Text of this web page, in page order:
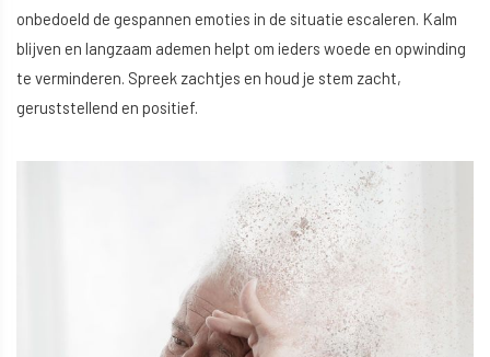
onbedoeld de gespannen emoties in de situatie escaleren. Kalm
blijven en langzaam ademen helpt om ieders woede en opwinding
te verminderen. Spreek zachtjes en houd je stem zacht,
geruststellend en positief.